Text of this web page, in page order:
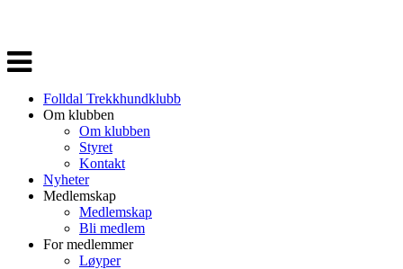
Veksle
navigasjon
Folldal Trekkhundklubb
Om klubben
Om klubben
Styret
Kontakt
Nyheter
Medlemskap
Medlemskap
Bli medlem
For medlemmer
Løyper